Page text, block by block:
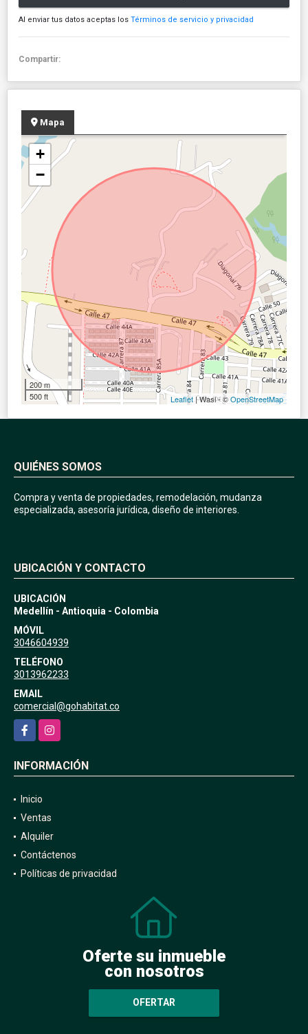
Al enviar tus datos aceptas los Términos de servicio y privacidad
Compartir:
Mapa
+
−
200 m
500 ft
Leaflet | Wasi - ©OpenStreetMap
QUIÉNES SOMOS
Compra y venta de propiedades, remodelación, mudanza
especializada, asesoría jurídica, diseño de interiores.
UBICACIÓN Y CONTACTO
UBICACIÓN
Medellín - Antioquia - Colombia
MÓVIL
3046604939
TELÉFONO
3013962233
EMAIL
comercial@gohabitat.co
FacebookInstagram
INFORMACIÓN
Inicio
Ventas
Alquiler
Contáctenos
Políticas de privacidad
Oferte su inmueble
con nosotros
OFERTAR